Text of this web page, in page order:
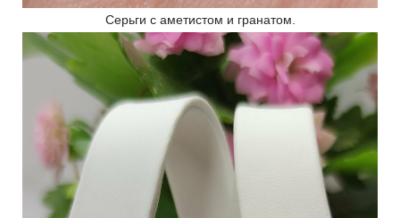
Серьги с аметистом и гранатом.